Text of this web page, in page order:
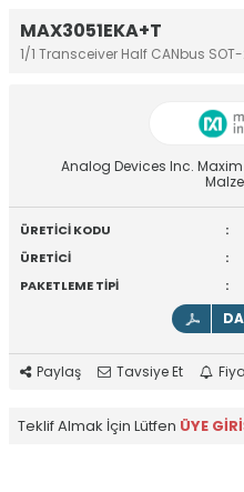
MAX3051EKA+T
1/1 Transceiver Half CANbus
Analog Devices Inc.
ÜRETİCİ KODU :
ÜRETİCİ :
PAKETLEME TİPİ :
Paylaş Tavsiye Et
Teklif Almak İçin Lütfen ÜYE